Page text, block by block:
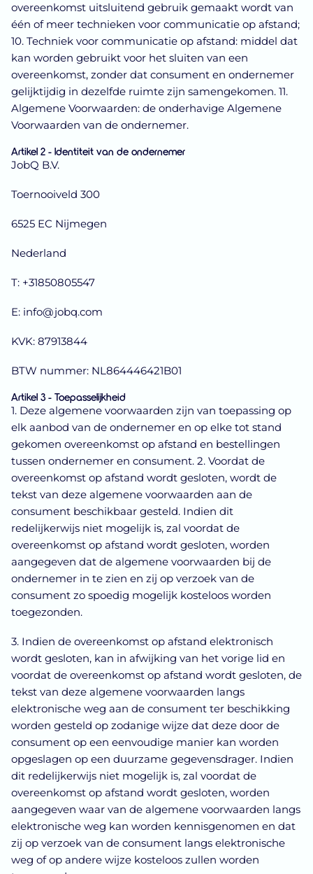
overeenkomst uitsluitend gebruik gemaakt wordt van
één of meer technieken voor communicatie op afstand;
10. Techniek voor communicatie op afstand: middel dat
kan worden gebruikt voor het sluiten van een
overeenkomst, zonder dat consument en ondernemer
gelijktijdig in dezelfde ruimte zijn samengekomen. 11.
Algemene Voorwaarden: de onderhavige Algemene
Voorwaarden van de ondernemer.
Artikel 2 - Identiteit van de ondernemer
JobQ B.V.
Toernooiveld 300
6525 EC Nijmegen
Nederland
T: +31850805547
E: info@jobq.com
KVK: 87913844
BTW nummer: NL864446421B01
Artikel 3 - Toepasselijkheid
1. Deze algemene voorwaarden zijn van toepassing op
elk aanbod van de ondernemer en op elke tot stand
gekomen overeenkomst op afstand en bestellingen
tussen ondernemer en consument. 2. Voordat de
overeenkomst op afstand wordt gesloten, wordt de
tekst van deze algemene voorwaarden aan de
consument beschikbaar gesteld. Indien dit
redelijkerwijs niet mogelijk is, zal voordat de
overeenkomst op afstand wordt gesloten, worden
aangegeven dat de algemene voorwaarden bij de
ondernemer in te zien en zij op verzoek van de
consument zo spoedig mogelijk kosteloos worden
toegezonden.
3. Indien de overeenkomst op afstand elektronisch
wordt gesloten, kan in afwijking van het vorige lid en
voordat de overeenkomst op afstand wordt gesloten, de
tekst van deze algemene voorwaarden langs
elektronische weg aan de consument ter beschikking
worden gesteld op zodanige wijze dat deze door de
consument op een eenvoudige manier kan worden
opgeslagen op een duurzame gegevensdrager. Indien
dit redelijkerwijs niet mogelijk is, zal voordat de
overeenkomst op afstand wordt gesloten, worden
aangegeven waar van de algemene voorwaarden langs
elektronische weg kan worden kennisgenomen en dat
zij op verzoek van de consument langs elektronische
weg of op andere wijze kosteloos zullen worden